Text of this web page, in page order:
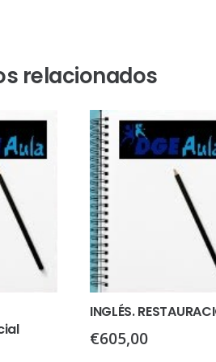
relacionados
INGLÉS.
€605,00